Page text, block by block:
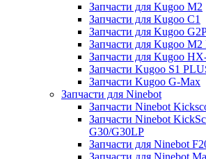
Запчасти для Kugoo M2
Запчасти для Kugoo C1
Запчасти для Kugoo
Запчасти для Kugoo M2
Запчасти для Kugoo
Запчасти Kugoo S1
Запчасти Kugoo G-Max
Запчасти для Ninebot
Запчасти Ninebot
Запчасти Ninebot
G30/G30LP
Запчасти для Ninebot
Запчасти для Ninebot